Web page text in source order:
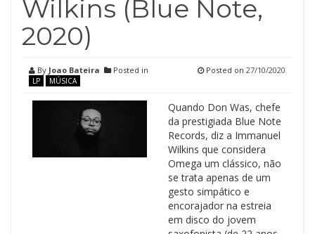
Wilkins (Blue Note,
2020)
By Joao Bateira Posted in
LP MÚSICA
Posted on 27/10/2020
Quando Don Was, chefe
da prestigiada Blue Note
Records, diz a Immanuel
Wilkins que considera
Omega um clássico, não
se trata apenas de um
gesto simpático e
encorajador na estreia
em disco do jovem